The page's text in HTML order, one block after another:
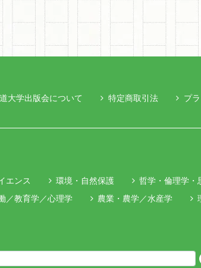
大学出版会について 特定商取引法 プ
エンス 環境・自然保護 哲学・倫理学・
／教育学／心理学 農業・農学／水産学